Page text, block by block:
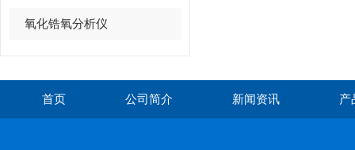
氧化锆氧分析仪
首页 公司简介 新闻资讯 产